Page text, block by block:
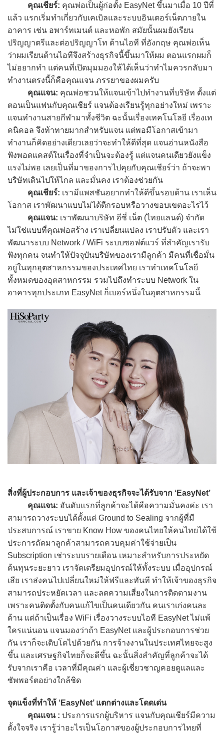
คุณเชียร์: คุณพ่อเป็นผู้ก่อตั้ง EasyNet ขึ้นมาเมื่อ 10 ปีที่
แล้ว แรกเริ่มทำเกี่ยวกับเคเบิลและระบบอินเตอร์เน็ตภายใน
อาคาร เช่น อพาร์ทเมนต์ และหอพัก สมัยนั้นผมยังเรียน
ปริญญาตรีและต่อปริญญาโท ด้านไอที ที่อังกฤษ คุณพ่อเห็น
ว่าผมเรียนด้านไอทีจึงสร้างธุรกิจนี้ขึ้นมาให้ผม ตอนแรกผมก็
ไม่อยากทำ แต่คนที่เปิดมุมมองให้ได้เห็นว่าทำไมควรกลับมา
ทำงานตรงนี้ก็คือคุณแจน ภรรยาของผมครับ
คุณแจน: คุณพ่อชวนให้แจนเข้าไปทำงานที่บริษัท ตั้งแต่
ตอนเป็นแฟนกับคุณเชียร์ แจนต้องเรียนรู้ทุกอย่างใหม่ เพราะ
แจนทำงานสายกีฬามาทั้งชีวิต ฉะนั้นเรื่องเทคโนโลยี เรื่องเท
คนิคอล จึงท้าทายมากสำหรับแจน แต่พอมีโอกาสเข้ามา
ทำงานก็คิดอย่างเดียวเลยว่าจะทำให้ดีที่สุด แจนอ่านหนังสือ
ฟังพอดแคสต์ในเรื่องที่จำเป็นจะต้องรู้ แต่แจนคนเดียวยังแข็ง
แรงไม่พอ เลยเป็นที่มาของการไปคุยกับคุณเชียร์ว่า ถ้าจะพา
บริษัทเดินไปให้ไกล และมั่นคง เราต้องช่วยกัน
คุณเชียร์: เรามีแพสชันอยากทำให้ดีขึ้นรอบด้าน เราเห็น
โอกาส เราพัฒนาแบบไม่ได้ตีกรอบหรือวางขอบเขตอะไรไว้
คุณแจน: เราพัฒนาบริษัท อีซี่ เน็ต (ไทยแลนด์) จำกัด
ไม่ใช่แบบที่คุณพ่อสร้าง เราเปลี่ยนแปลง เราปรับตัว และเรา
พัฒนาระบบ Network / WiFi ระบบซอฟต์แวร์ ที่สำคัญเรารับ
ฟังทุกคน จนทำให้ปัจจุบันบริษัทของเรามีลูกค้า มีคนที่เชื่อมั่น
อยู่ในทุกอุตสาหกรรมของประเทศไทย เราทำเทคโนโลยี
ทั้งหมดของอุตสาหกรรม รวมไปถึงทำระบบ Network ใน
อาคารทุกประเภท EasyNet ก็เบอร์หนึ่งในอุตสาหกรรมนี้
สิ่งที่ผู้ประกอบการ และเจ้าของธุรกิจจะได้รับจาก ‘EasyNet’
คุณแจน: อันดับแรกที่ลูกค้าจะได้คือความมั่นคงค่ะ เรา
สามารถวางระบบได้ตั้งแต่ Ground to Sealing จากผู้ที่มี
ประสบการณ์ เราขาย Know How ของคนไทยให้คนไทยได้ใช้
ประการถัดมาลูกค้าสามารถควบคุมค่าใช้จ่ายเป็น
Subscription เช่าระบบรายเดือน เหมาะสำหรับการประหยัด
ต้นทุนระยะยาว เราจัดเตรียมอุปกรณ์ให้ทั้งระบบ เมื่ออุปกรณ์
เสีย เราส่งคนไปเปลี่ยนใหม่ให้ฟรีและทันที ทำให้เจ้าของธุรกิจ
สามารถประหยัดเวลา และลดความเสี่ยงในการติดตามงาน
เพราะคนติดตั้งกับคนแก้ไขเป็นคนเดียวกัน คนเราเก่งคนละ
ด้าน แต่ถ้าเป็นเรื่อง WiFi เรื่องวางระบบไอที EasyNet ไม่แพ้
ใครแน่นอน แจนมองว่าถ้า EasyNet และผู้ประกอบการช่วย
กัน เราก็จะเติบโตไปด้วยกัน การจ้างงานในประเทศไทยจะสูง
ขึ้น และเศรษฐกิจไทยก็จะดีขึ้น ฉะนั้นสิ่งสำคัญที่ลูกค้าจะได้
รับจากเราคือ เวลาที่มีคุณค่า และผู้เชี่ยวชาญคอยดูแลและ
ซัพพอร์ตอย่างใกล้ชิด
จุดแข็งที่ทำให้ ‘EasyNet’ แตกต่างและโดดเด่น
คุณแจน : ประการแรกผู้บริหาร แจนกับคุณเชียร์มีความ
ตั้งใจจริง เรารู้ว่าอะไรเป็นโอกาสของผู้ประกอบการไทยที่